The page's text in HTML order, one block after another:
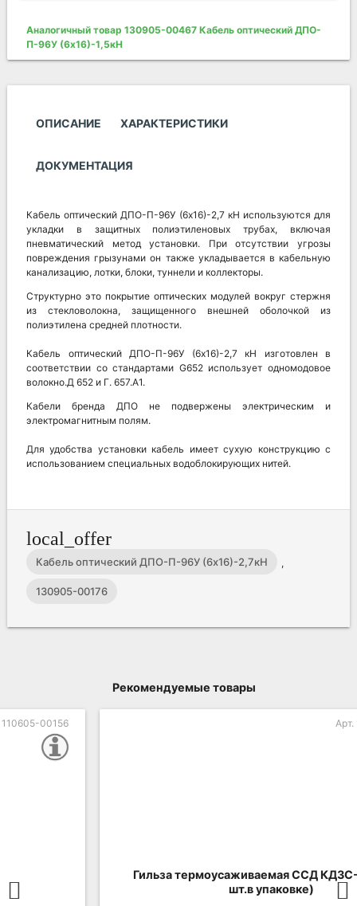
Аналогичный товар 130905-00467 Кабель оптический ДПО-
П-96У (6х16)-1,5кН
ОПИСАНИЕ ХАРАКТЕРИСТИКИ
ДОКУМЕНТАЦИЯ
Кабель оптический ДПО-П-96У (6х16)-2,7 кН используются для
укладки в защитных полиэтиленовых трубах, включая
пневматический метод установки. При отсутствии угрозы
повреждения грызунами он также укладывается в кабельную
канализацию, лотки, блоки, туннели и коллекторы.
Структурно это покрытие оптических модулей вокруг стержня
из стекловолокна, защищенного внешней оболочкой из
полиэтилена средней плотности.
Кабель оптический ДПО-П-96У (6х16)-2,7 кН изготовлен в
соответствии со стандартами G652 использует одномодовое
волокно.Д 652 и Г. 657.А1.
Кабели бренда ДПО не подвержены электрическим и
электромагнитным полям.
Для удобства установки кабель имеет сухую конструкцию с
использованием специальных водоблокирующих нитей.
local_offer
Кабель оптический ДПО-П-96У (6х16)-2,7кН ,
130905-00176
Рекомендуемые товары